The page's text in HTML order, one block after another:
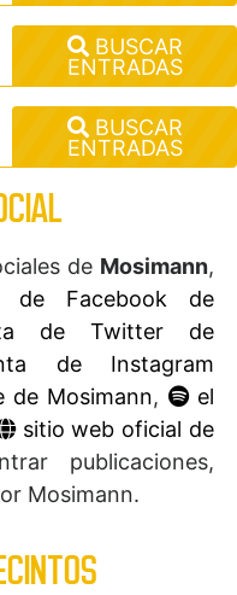
BUSCAR
ENTRADAS
BUSCAR
ENTRADAS
de Mosimann,
Facebook de
de Twitter de
de Instagram
de Mosimann,
el
sitio web oficial de
publicaciones,
Mosimann.